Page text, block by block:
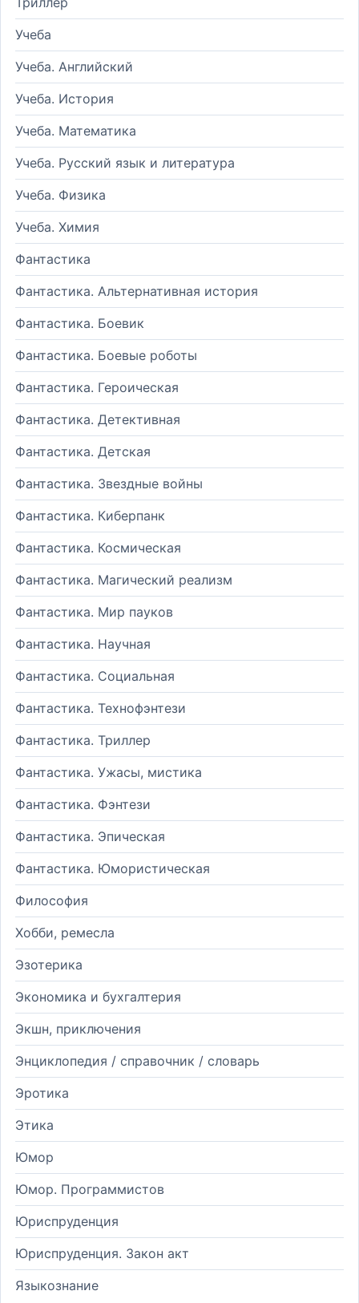
Учеба
Учеба. Английский
Учеба. История
Учеба. Математика
Учеба. Русский язык и литература
Учеба. Физика
Учеба. Химия
Фантастика
Фантастика. Альтернативная история
Фантастика. Боевик
Фантастика. Боевые роботы
Фантастика. Героическая
Фантастика. Детективная
Фантастика. Детская
Фантастика. Звездные войны
Фантастика. Киберпанк
Фантастика. Космическая
Фантастика. Магический реализм
Фантастика. Мир пауков
Фантастика. Научная
Фантастика. Социальная
Фантастика. Технофэнтези
Фантастика. Триллер
Фантастика. Ужасы, мистика
Фантастика. Фэнтези
Фантастика. Эпическая
Фантастика. Юмористическая
Философия
Хобби, ремесла
Эзотерика
Экономика и бухгалтерия
Экшн, приключения
Энциклопедия / справочник / словарь
Эротика
Этика
Юмор
Юмор. Программистов
Юриспруденция
Юриспруденция. Закон акт
Языкознание